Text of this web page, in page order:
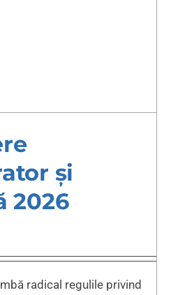
și
2026
radical regulile privind